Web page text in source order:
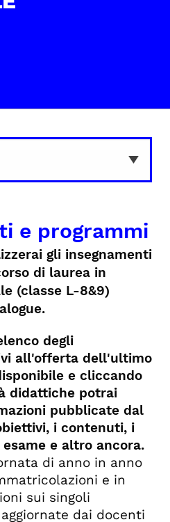
e programmi
gli insegnamenti
di laurea in
(classe L-8&9)
degli
all'offerta dell'ultimo
e cliccando
didattiche potrai
pubblicate dal
i contenuti, i
e altro ancora.
di anno in anno
e in
sui singoli
dai docenti